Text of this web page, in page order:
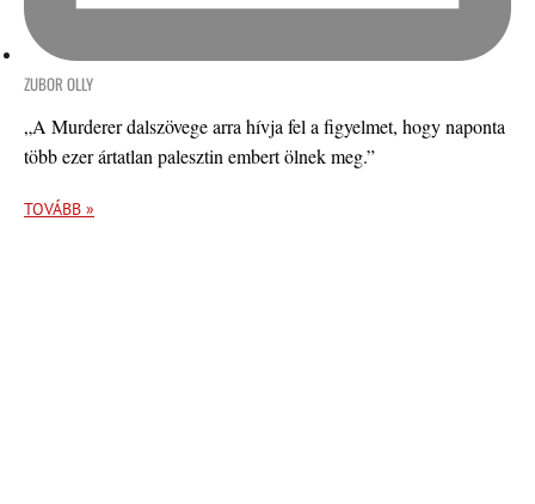
ZUBOR OLLY
„A Murderer dalszövege arra hívja fel a figyelmet, hogy naponta
több ezer ártatlan palesztin embert ölnek meg.”
TOVÁBB »